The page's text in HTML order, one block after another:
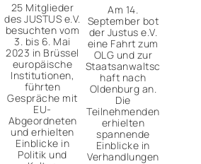
25 Mitglieder
des JUSTUS e.V.
besuchten vom
3. bis 6. Mai
2023 in Brüssel
europäische
Institutionen,
führten
Gespräche mit
EU-
Abgeordneten
und erhielten
Einblicke in
Politik und
Am 14.
September bot
der Justus e.V.
eine Fahrt zum
OLG und zur
Staatsanwaltsc
haft nach
Oldenburg an.
Die
Teilnehmenden
erhielten
spannende
Einblicke in
Verhandlungen